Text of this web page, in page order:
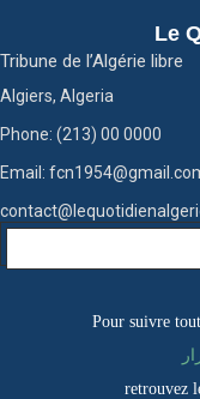
Le
Tribune de l’Algérie libre
Algiers, Algeria
Phone: (213) 00 0000
Email:
Pour suivre
retrouvez